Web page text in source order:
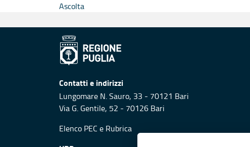
Ascolta
Contatti e indirizzi
Lungomare N. Sauro, 33 - 70121 Bari
Via G. Gentile, 52 - 70126 Bari
Elenco PEC e Rubrica